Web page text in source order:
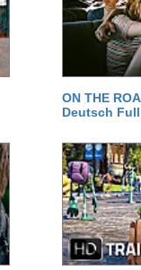
ON THE
Deutsch